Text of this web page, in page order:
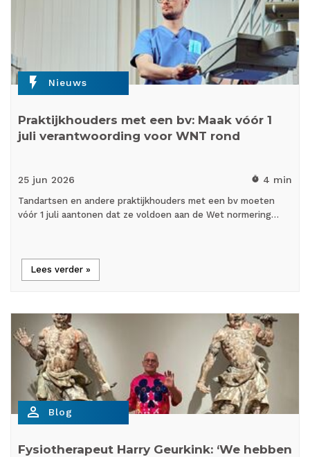
flash_on Nieuws
Praktijkhouders met een bv: Maak vóór 1
juli verantwoording voor WNT rond
25 jun 2026 timer 4 min
Tandartsen en andere praktijkhouders met een bv moeten
vóór 1 juli aantonen dat ze voldoen aan de Wet normering…
Lees verder »
person_outline Blog
Fysiotherapeut Harry Geurkink: ‘We hebben